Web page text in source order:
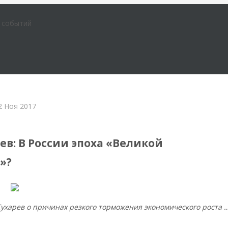
событий
Ноя 2017
России
В России эпоха «Великой
о причинах резкого торможения экономического роста